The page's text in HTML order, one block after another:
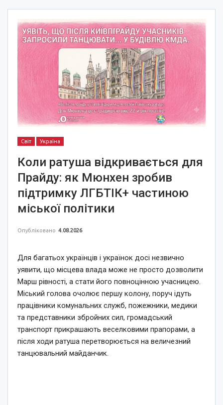
Світ Україна
Коли ратуша відкривається для
Прайду: як Мюнхен зробив
підтримку ЛГБТІК+ частиною
міської політики
Опубліковано 4.08.2026
Для багатьох українців і українок досі незвично
уявити, що місцева влада може не просто дозволити
Марш рівності, а стати його повноцінною учасницею.
Міський голова очолює першу колону, поруч ідуть
працівники комунальних служб, пожежники, медики
та представники збройних сил, громадський
транспорт прикрашають веселковими прапорами, а
після ходи ратуша перетворюється на величезний
танцювальний майданчик.